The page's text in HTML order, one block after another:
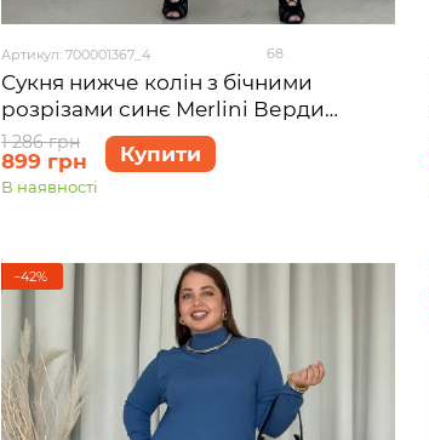
Артикул: 700001367_4 68
Сукня нижче колін з бічними
розрізами синє Merlini Верди
700001367 розмір 54-56 (4XL-5XL)
1 286 грн
899 грн Купити
В наявності
−42%